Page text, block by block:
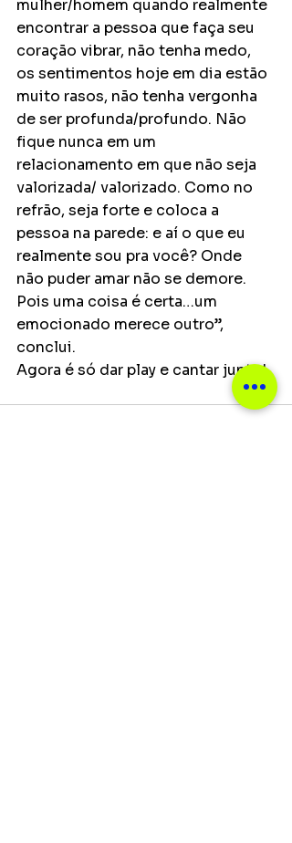
mulher/homem quando realmente
encontrar a pessoa que faça seu
coração vibrar, não tenha medo,
os sentimentos hoje em dia estão
muito rasos, não tenha vergonha
de ser profunda/profundo. Não
fique nunca em um
relacionamento em que não seja
valorizada/ valorizado. Como no
refrão, seja forte e coloca a
pessoa na parede: e aí o que eu
realmente sou pra você? Onde
não puder amar não se demore.
Pois uma coisa é certa…um
emocionado merece outro”,
conclui.
Agora é só dar play e cantar junto!